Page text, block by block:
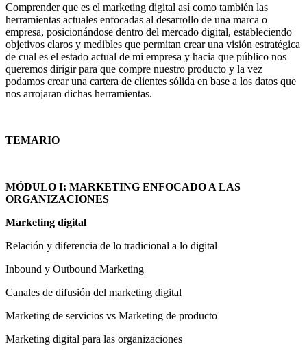
Comprender que es el marketing digital así como también las
herramientas actuales enfocadas al desarrollo de una marca o
empresa, posicionándose dentro del mercado digital, estableciendo
objetivos claros y medibles que permitan crear una visión estratégica
de cual es el estado actual de mi empresa y hacia que público nos
queremos dirigir para que compre nuestro producto y la vez
podamos crear una cartera de clientes sólida en base a los datos que
nos arrojaran dichas herramientas.
TEMARIO
MÓDULO I: MARKETING ENFOCADO A LAS
ORGANIZACIONES
Marketing digital
Relación y diferencia de lo tradicional a lo digital
Inbound y Outbound Marketing
Canales de difusión del marketing digital
Marketing de servicios vs Marketing de producto
Marketing digital para las organizaciones